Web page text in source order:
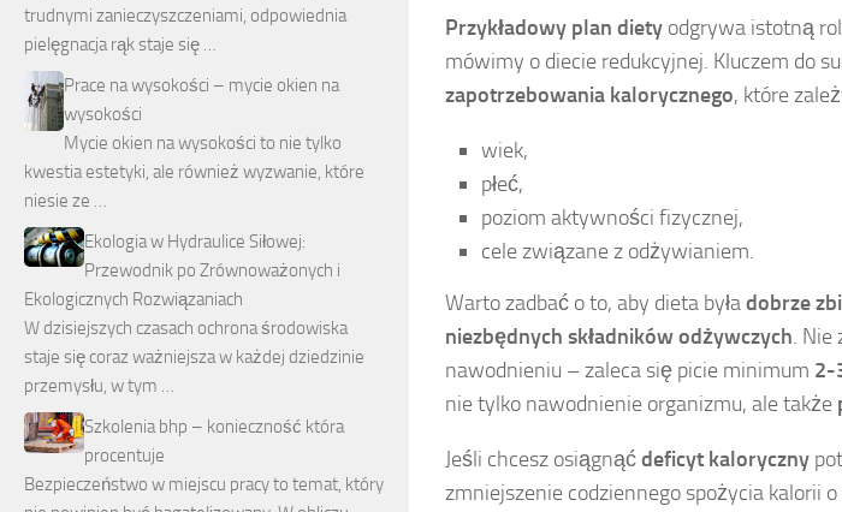
Przykładowy plan diety odgrywa istotną
mówimy o diecie redukcyjnej. Kluczem do
zapotrzebowania kalorycznego, które
wiek,
płeć,
poziom aktywności fizycznej,
cele związane z odżywianiem.
Warto zadbać o to, aby dieta byładobrze
niezbędnych składników odżywczych. Nie
nawodnieniu – zaleca się picie minimum 2-
nie tylko nawodnienie organizmu, ale także
Jeśli chcesz osiągnąćdeficyt kaloryczny
zmniejszenie codziennego spożycia kalorii o
trudnymi zanieczyszczeniami, odpowiednia
pielęgnacja rąk staje się …
Prace na wysokości – mycie okien na
wysokości
Mycie okien na wysokości to nie tylko
kwestia estetyki, ale również wyzwanie, które
niesie ze …
Ekologia w Hydraulice Siłowej:
Przewodnik po Zrównoważonych i
Ekologicznych Rozwiązaniach
W dzisiejszych czasach ochrona środowiska
staje się coraz ważniejsza w każdej dziedzinie
przemysłu, w tym …
Szkolenia bhp – konieczność która
procentuje
Bezpieczeństwo w miejscu pracy to temat, który